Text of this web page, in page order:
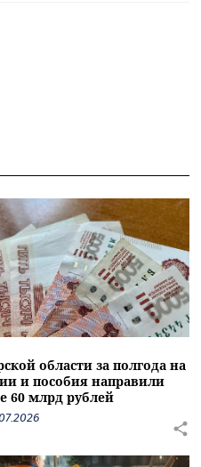
области за полгода на
и пособия направили
60 млрд рублей